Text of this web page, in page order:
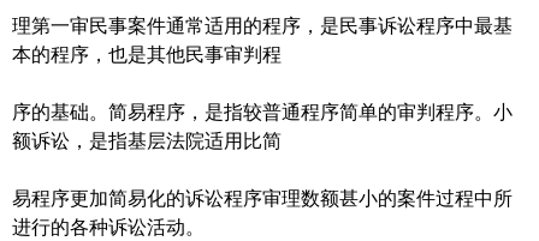
理第一审民事案件通常适用的程序，是民事诉讼程序中最基
本的程序，也是其他民事审判程
序的基础。简易程序，是指较普通程序简单的审判程序。小
额诉讼，是指基层法院适用比简
易程序更加简易化的诉讼程序审理数额甚小的案件过程中所
进行的各种诉讼活动。